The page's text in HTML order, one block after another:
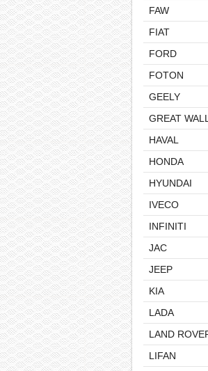
FAW
FIAT
FORD
FOTON
GEELY
GREAT WALL
HAVAL
HONDA
HYUNDAI
IVECO
INFINITI
JAC
JEEP
KIA
LADA
LAND
LIFAN